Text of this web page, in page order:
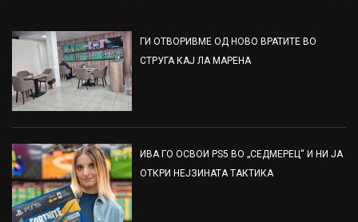
ГИ ОТВОРИВМЕ ОД НОВО ВРАТИТЕ ВО
СТРУГА КАЈ ЛА МАРЕНА
ИВА ГО ОСВОИ PS5 ВО „СЕДМЕРЕЦ“ И НИ ЈА
ОТКРИ НЕЈЗИНАТА ТАКТИКА